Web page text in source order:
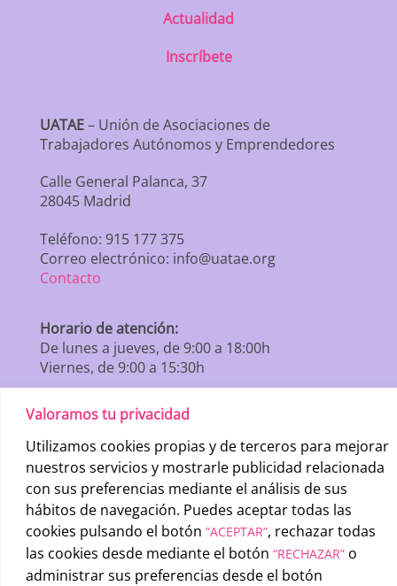
Valoramos tu privacidad
Utilizamos cookies propias y de terceros para mejorar
nuestros servicios y mostrarle publicidad relacionada
con sus preferencias mediante el análisis de sus
hábitos de navegación. Puedes aceptar todas las
cookies pulsando el botón “ACEPTAR”, rechazar todas
las cookies desde mediante el botón “RECHAZAR” o
administrar sus preferencias desde el botón
Actualidad
Inscríbete
UATAE– Unión de Asociaciones de
Trabajadores Autónomos y Emprendedores
Calle General Palanca, 37
28045 Madrid
Teléfono: 915 177 375
Correo electrónico: info@uatae.org
Contacto
Horario de atención:
De lunes a jueves, de 9:00 a 18:00h
Viernes, de 9:00 a 15:30h